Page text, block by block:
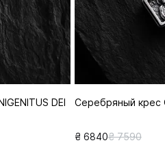
DEI Серебряный крес
₴ 6840₴ 7590